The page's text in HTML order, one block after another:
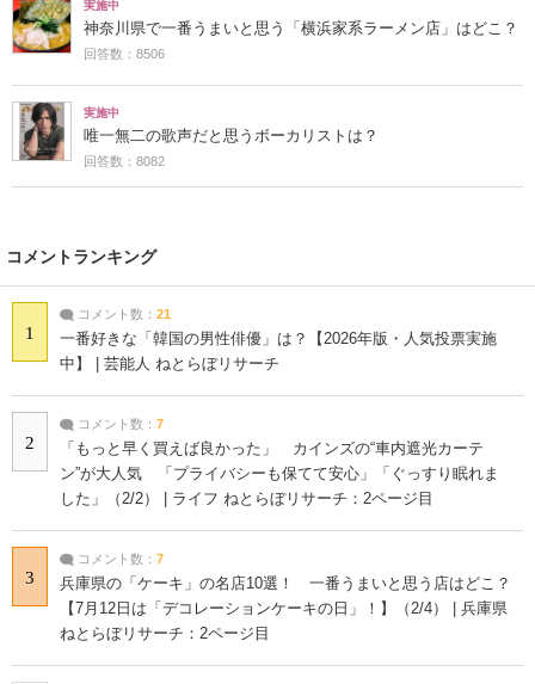
実施中
神奈川県で一番うまいと思う「横浜家系ラーメン店」はどこ？
回答数：8506
実施中
唯一無二の歌声だと思うボーカリストは？
回答数：8082
コメントランキング
1
コメント数： 21
一番好きな「韓国の男性俳優」は？【2026年版・人気投票実施
中】 | 芸能人 ねとらぼリサーチ
2
コメント数： 7
「もっと早く買えば良かった」 カインズの“車内遮光カーテ
ン”が大人気 「プライバシーも保てて安心」「ぐっすり眠れま
した」（2/2） | ライフ ねとらぼリサーチ：2ページ目
3
コメント数： 7
兵庫県の「ケーキ」の名店10選！ 一番うまいと思う店はどこ？
【7月12日は「デコレーションケーキの日」！】（2/4） | 兵庫県
ねとらぼリサーチ：2ページ目